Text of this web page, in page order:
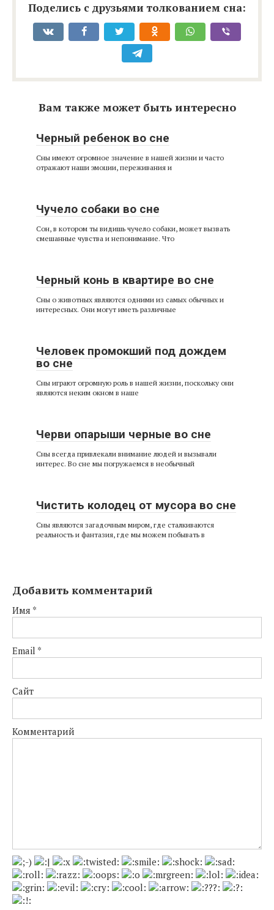
Поделись с друзьями толкованием сна:
Вам также может быть интересно
Черный ребенок во сне
Сны имеют огромное значение в нашей жизни и часто
отражают наши эмоции, переживания и
Чучело собаки во сне
Сон, в котором ты видишь чучело собаки, может вызвать
смешанные чувства и непонимание. Что
Черный конь в квартире во сне
Сны о животных являются одними из самых обычных и
интересных. Они могут иметь различные
Человек промокший под дождем
во сне
Сны играют огромную роль в нашей жизни, поскольку они
являются неким окном в наше
Черви опарыши черные во сне
Сны всегда привлекали внимание людей и вызывали
интерес. Во сне мы погружаемся в необычный
Чистить колодец от мусора во сне
Сны являются загадочным миром, где сталкиваются
реальность и фантазия, где мы можем побывать в
Добавить комментарий
Имя *
Email *
Сайт
Комментарий